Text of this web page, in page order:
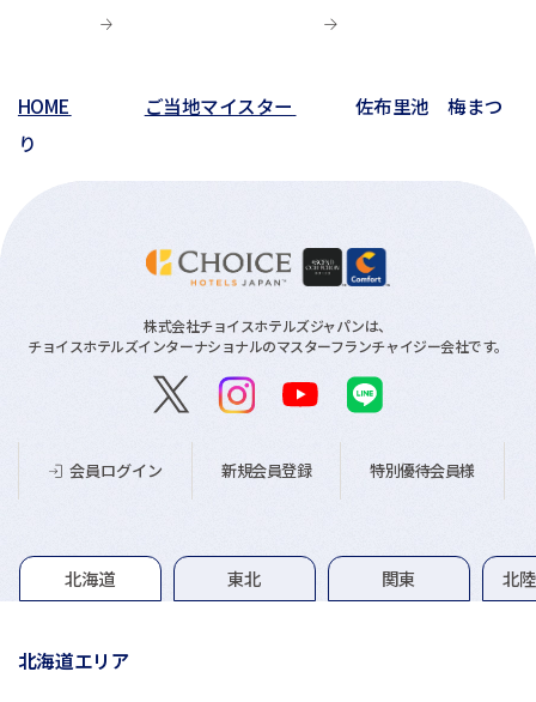
HOME ご当地マイスター
佐布里池 梅まつ
り
株式会社チョイスホテルズジャパンは、
チョイスホテルズインターナショナルのマスターフランチャイジー会社です。
会員ログイン 新規会員登録 特別優待会員様
グループホテル一覧
北海道 東北 関東 北
北海道エリア